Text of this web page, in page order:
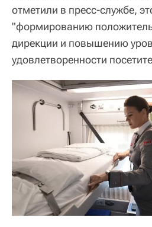
отметили в пресс-службе,
"формированию
дирекции и повышению
удовлетворенности